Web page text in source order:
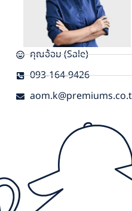
คุณอ้อม (Sale)
093-164-9426